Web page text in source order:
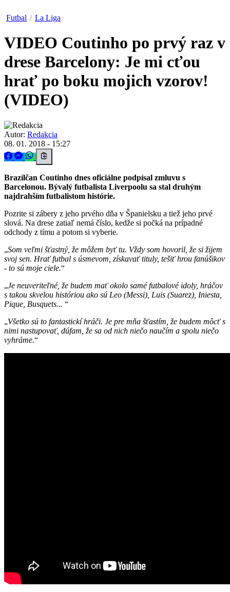
Futbal / La Liga
VIDEO Coutinho po prvý raz v
drese Barcelony: Je mi cťou
hrať po boku mojich vzorov!
(VIDEO)
Autor: Redakcia
08. 01. 2018 - 15:27
Brazílčan Coutinho dnes oficiálne podpísal zmluvu s
Barcelonou. Bývalý futbalista Liverpoolu sa stal druhým
najdrahším futbalistom histórie.
Pozrite si zábery z jeho prvého dňa v Španielsku a tiež jeho prvé
slová. Na drese zatiaľ nemá číslo, kedže si počká na prípadné
odchody z tímu a potom si vyberie.
Som veľmi šťastný, že môžem byť tu. Vždy som hovoril, že si žijem
svoj sen. Hrať futbal s úsmevom, získavať tituly, tešiť hrou fanúšikov
- to sú moje ciele.
Je neuveriteľné, že budem mať okolo samé futbalové idoly, hráčov
s takou skvelou históriou ako sú Leo (Messi), Luis (Suarez), Iniesta,
Pique, Busquets...
Všetko sú to fantastickí hráči. Je pre mňa šťastím, že budem môcť s
nimi nastupovať, dúfam, že sa od nich niečo naučím a spolu niečo
vyhráme.